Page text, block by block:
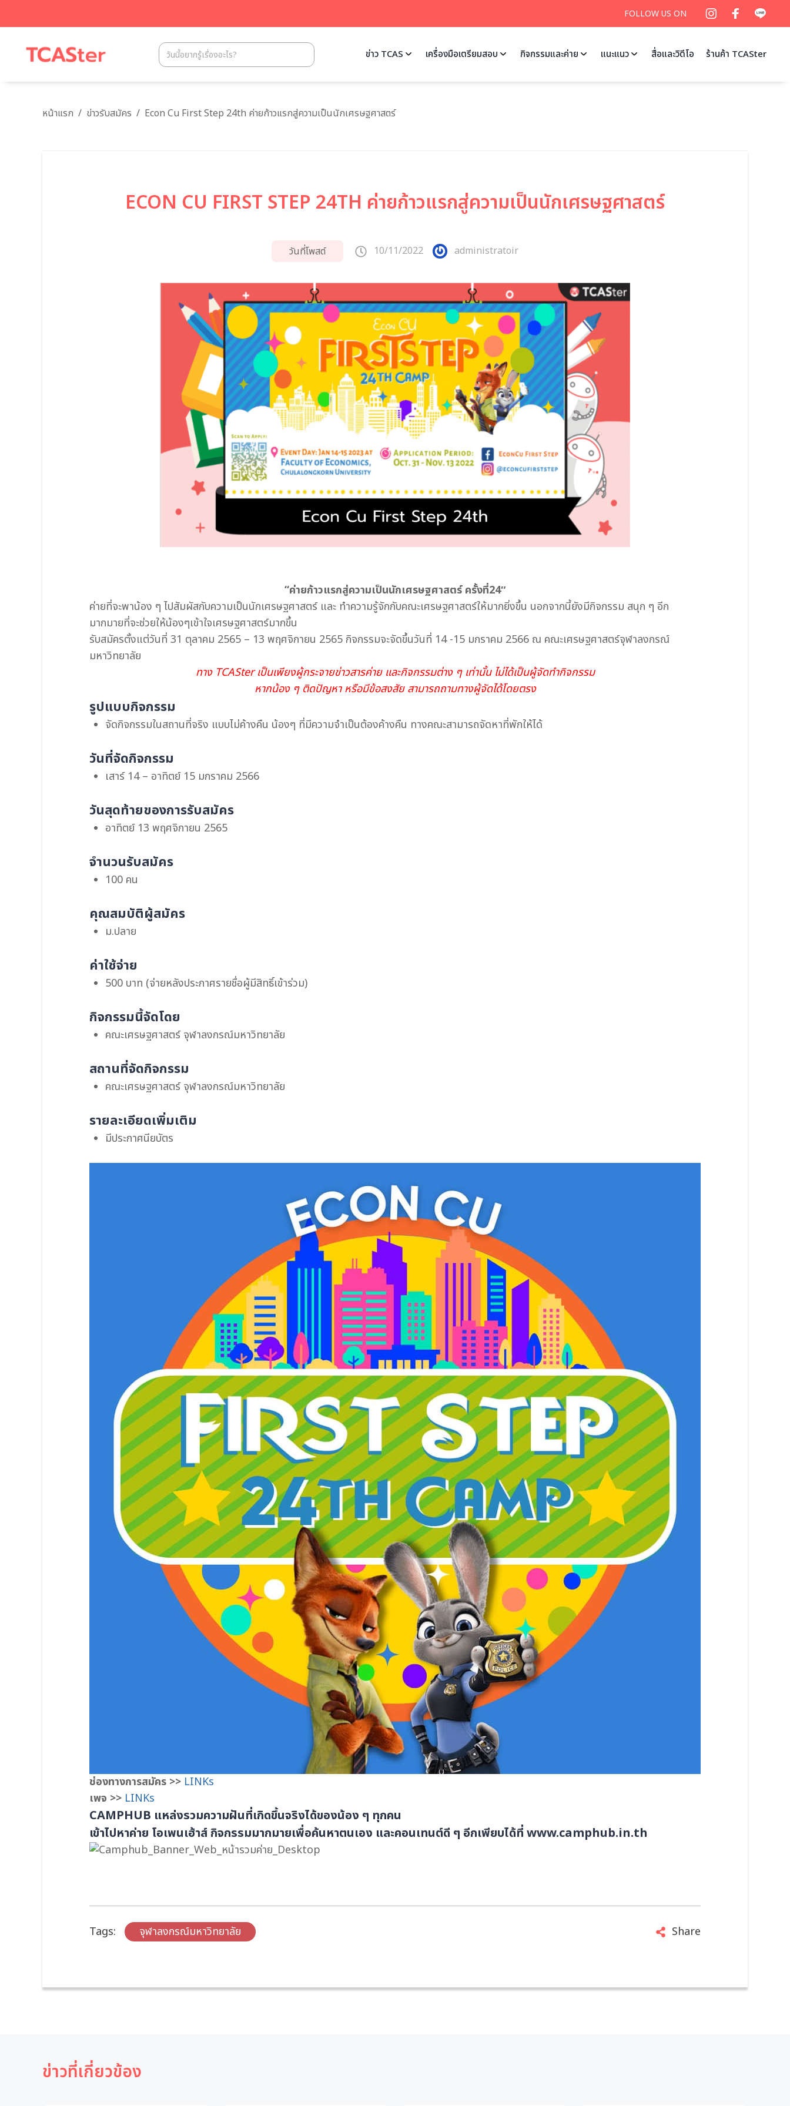
FOLLOW US ON
ข่าว TCAS เครื่องมือเตรียมสอบ กิจกรรมและค่าย แนะแนว สื่อและวิดีโอ ร้านค้า TCASter
หน้าแรก / ข่าวรับสมัคร / Econ Cu First Step 24th ค่ายก้าวแรกสู่ความเป็นนักเศรษฐศาสตร์
ECON CU FIRST STEP 24TH ค่ายก้าวแรกสู่ความเป็นนักเศรษฐศาสตร์
วันที่โพสต์ 10/11/2022 administratoir
“ค่ายก้าวแรกสู่ความเป็นนักเศรษฐศาสตร์ ครั้งที่24″
ค่ายที่จะพาน้อง ๆ ไปสัมผัสกับความเป็นนักเศรษฐศาสตร์ และ ทำความรู้จักกับคณะเศรษฐศาสตร์ให้มากยิ่งขึ้น นอกจากนี้ยังมีกิจกรรม สนุก ๆ อีก
มากมายที่จะช่วยให้น้องๆเข้าใจเศรษฐศาสตร์มากขึ้น
รับสมัครตั้งแต่วันที่ 31 ตุลาคม 2565 – 13 พฤศจิกายน 2565 กิจกรรมจะจัดขึ้นวันที่ 14 -15 มกราคม 2566 ณ คณะเศรษฐศาสตร์จุฬาลงกรณ์
มหาวิทยาลัย
ทาง TCASter เป็นเพียงผู้กระจายข่าวสารค่าย และกิจกรรมต่าง ๆ เท่านั้น ไม่ได้เป็นผู้จัดทำกิจกรรม
หากน้อง ๆ ติดปัญหา หรือมีข้อสงสัย สามารถถามทางผู้จัดได้โดยตรง
รูปแบบกิจกรรม
จัดกิจกรรมในสถานที่จริง แบบไม่ค้างคืน น้องๆ ที่มีความจำเป็นต้องค้างคืน ทางคณะสามารถจัดหาที่พักให้ได้
วันที่จัดกิจกรรม
เสาร์ 14 – อาทิตย์ 15 มกราคม 2566
วันสุดท้ายของการรับสมัคร
อาทิตย์ 13 พฤศจิกายน 2565
จำนวนรับสมัคร
100 คน
คุณสมบัติผู้สมัคร
ม.ปลาย
ค่าใช้จ่าย
500 บาท (จ่ายหลังประกาศรายชื่อผู้มีสิทธิ์เข้าร่วม)
กิจกรรมนี้จัดโดย
คณะเศรษฐศาสตร์ จุฬาลงกรณ์มหาวิทยาลัย
สถานที่จัดกิจกรรม
คณะเศรษฐศาสตร์ จุฬาลงกรณ์มหาวิทยาลัย
รายละเอียดเพิ่มเติม
มีประกาศนียบัตร
ช่องทางการสมัคร >> LINKs
เพจ >> LINKs
CAMPHUB แหล่งรวมความฝันที่เกิดขึ้นจริงได้ของน้อง ๆ ทุกคน
เข้าไปหาค่าย โอเพนเฮ้าส์ กิจกรรมมากมายเพื่อค้นหาตนเอง และคอนเทนต์ดี ๆ อีกเพียบได้ที่ www.camphub.in.th
Tags: จุฬาลงกรณ์มหาวิทยาลัย Share
ข่าวที่เกี่ยวข้อง